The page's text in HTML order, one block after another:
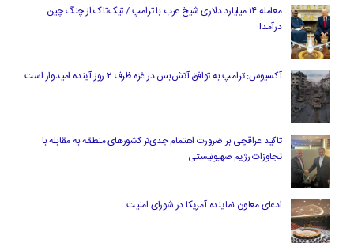
معامله ۱۴ میلیارد دلاری شیخ عرب با ترامپ / تیک‌تاک از چنگ چین
درآمد!
آکسیوس: ترامپ به توافق آتش‌بس در غزه ظرف ۲ روز آینده امیدوار است
تاکید عراقچی بر ضرورت اهتمام جدی‌تر کشورهای منطقه به مقابله با
تجاوزات رژیم صهیونیستی
ادعای معاون نماینده آمریکا در شورای امنیت